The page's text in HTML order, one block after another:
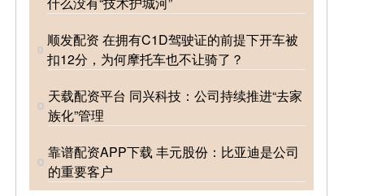
顺发配资 在拥有C1D驾驶证的前提下开车被
扣12分，为何摩托车也不让骑了？
天载配资平台 同兴科技：公司持续推进“去家
族化”管理
靠谱配资APP下载 丰元股份：比亚迪是公司
的重要客户